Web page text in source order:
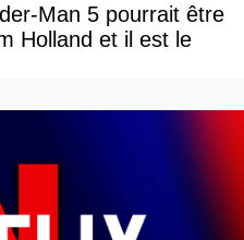
Man 5 pourrait être
et il est le